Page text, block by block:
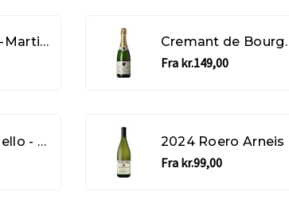
2023 Lagrave-Martillac Blanc - Pessac-Leognan
* 2023 Tignanello - Antinori
Fly Alpine Gin
kr.245,00
Fra kr.115,00
Cremant de
Fra kr.149,00
Fra kr.99,00